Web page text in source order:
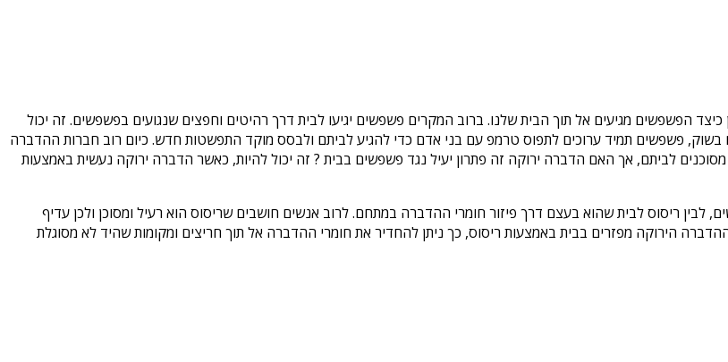
הפשפשים מגיעים אל תוך הבית שלנו. ברוב המקרים פשפשים יגיעו לבית דרך רהיטים וחפצים שנגועים בפשפשים. זה יכול
בשוק, פשפשים תמיד ערוכים לתפוס טרמפ עם בני אדם כדי להגיע לביתם ולבסס מוקד התפשטות חדש. כיום רוב חברות ההדברה
לביתם, אך האם הדברה ירוקה זה פתרון יעיל נגד פשפשים בבית ? זה יכול להיות, כאשר הדברה ירוקה נעשית באמצעות
ריסוס לבית שהוא בעצם דרך פיזור חומרי ההדברה במתחם. לרוב אנשים חושבים שריסוס הוא רעיל ומסוכן ולכן עדיף
הירוקה מפזרים בבית באמצעות ריסוס, כך ניתן להחדיר את חומרי ההדברה אל תוך חריצים ומקומות שהיד לא מסוגלת